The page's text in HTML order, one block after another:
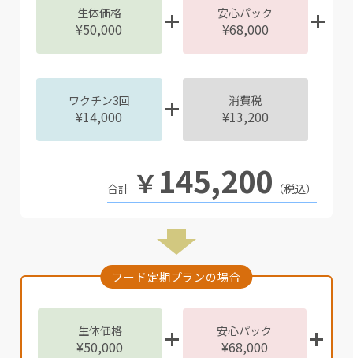
生体価格
¥50,000
安心パック
¥68,000
ワクチン3回
¥14,000
消費税
¥13,200
￥145,200 （税込）
フード定期プランの場合
生体価格
¥50,000
安心パック
¥68,000